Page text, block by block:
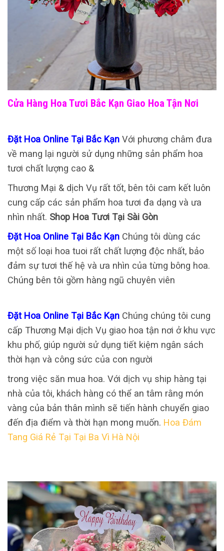
Cửa Hàng Hoa Tươi Bắc Kạn Giao Hoa Tận Nơi
Đặt Hoa Online Tại Bắc Kạn Với phương châm đưa
về mang lại người sử dụng những sản phẩm hoa
tươi chất lượng cao &
Thương Mại & dịch Vụ rất tốt, bên tôi cam kết luôn
cung cấp các sản phẩm hoa tươi đa dạng và ưa
nhìn nhất. Shop Hoa Tươi Tại Sài Gòn
Đặt Hoa Online Tại Bắc Kạn Chúng tôi dùng các
một số loại hoa tuoi rất chất lượng độc nhất, bảo
đảm sự tươi thế hệ và ưa nhìn của từng bông hoa.
Chúng bên tôi gồm hàng ngũ chuyên viên
Đặt Hoa Online Tại Bắc Kạn Chúng chúng tôi cung
cấp Thương Mại dịch Vụ giao hoa tận nơi ở khu vực
khu phố, giúp người sử dụng tiết kiệm ngân sách
thời hạn và công sức của con người
trong việc săn mua hoa. Với dịch vụ ship hàng tại
nhà của tôi, khách hàng có thể an tâm rằng món
vàng của bản thân mình sẽ tiến hành chuyển giao
đến địa điểm và thời hạn mong muốn. Hoa Đám
Tang Giá Rẻ Tại Tại Ba Vì Hà Nội